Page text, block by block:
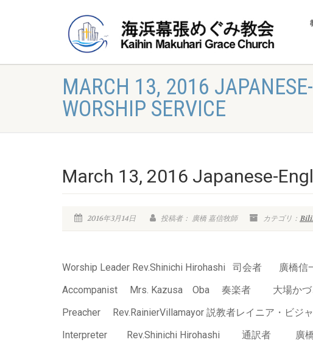
MARCH 13, 2016
WORSHIP SERVICE
March 13, 2016 Japanese-
2016年3月14日 投稿者： 廣橋 嘉信牧師 カテゴリ：
Worship Leader Rev.Shinichi Hirohashi 司会者 廣橋信
Accompanist Mrs. Kazusa Oba 奏楽者 大場かづ
Preacher Rev.RainierVillamayor 説教者レイニア・ビジ
Interpreter Rev.Shinichi Hirohashi 通訳者 廣橋